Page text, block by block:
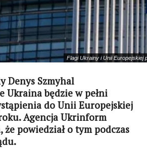
Flagi Ukrainy i Unii Europejskiej
Denys Szmyhal
Ukraina będzie w pełni
do Unii Europejskiej
Agencja Ukrinform
że powiedział o tym podczas